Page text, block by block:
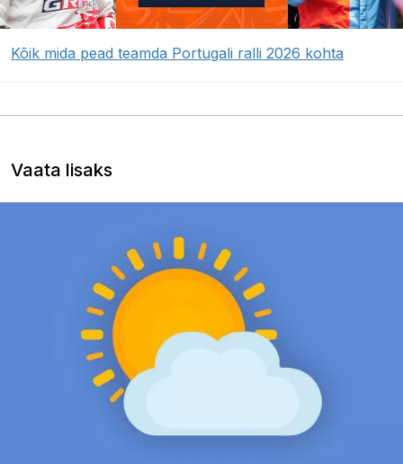
Kõik mida pead teamda Portugali ralli 2026 kohta
Vaata lisaks